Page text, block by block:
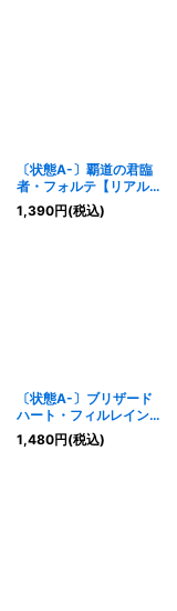
〔状態A-〕覇道の君臨
者・フォルテ【リアルプ
ロモ】{-}《ドラゴン》
1,390円(税込)
〔状態A-〕ブリザード
ハート・フィルレイン
【リアルプロモ】{-}
《ドラゴン》
1,480円(税込)